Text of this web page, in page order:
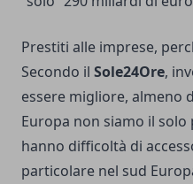
Prestiti alle imprese,
Secondo il Sole24Ore,
essere migliore, almeno
Europa non siamo il solo
hanno difficoltà di
particolare nel sud